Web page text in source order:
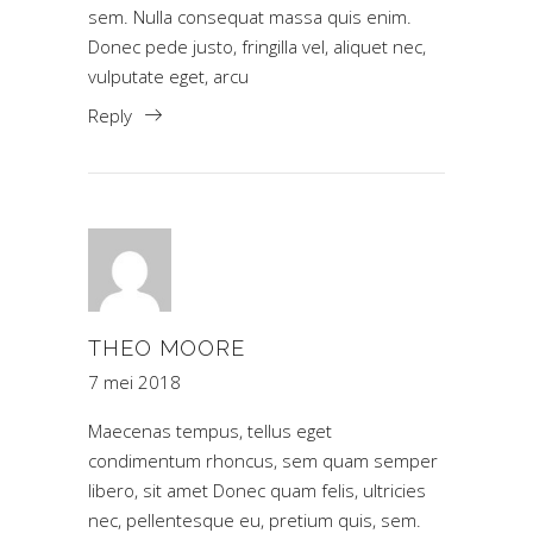
sem. Nulla consequat massa quis enim.
Donec pede justo, fringilla vel, aliquet nec,
vulputate eget, arcu
Reply
THEO MOORE
7 mei 2018
Maecenas tempus, tellus eget
condimentum rhoncus, sem quam semper
libero, sit amet Donec quam felis, ultricies
nec, pellentesque eu, pretium quis, sem.